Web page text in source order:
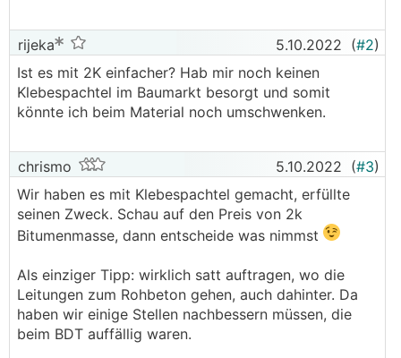
rijeka 5.10.2022 (#2)
Ist es mit 2K einfacher? Hab mir noch keinen
Klebespachtel im Baumarkt besorgt und somit
könnte ich beim Material noch umschwenken.
chrismo 5.10.2022 (#3)
Wir haben es mit Klebespachtel gemacht, erfüllte
seinen Zweck. Schau auf den Preis von 2k
Bitumenmasse, dann entscheide was nimmst
Als einziger Tipp: wirklich satt auftragen, wo die
Leitungen zum Rohbeton gehen, auch dahinter. Da
haben wir einige Stellen nachbessern müssen, die
beim BDT auffällig waren.